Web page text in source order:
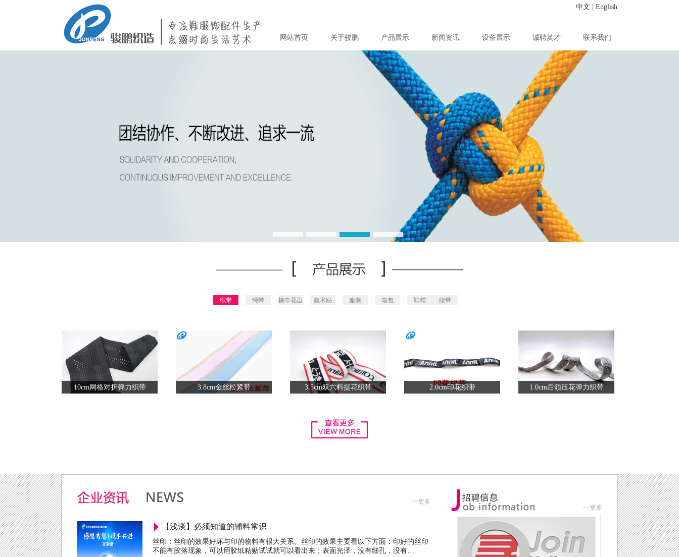
中文 English
网站首页 关于骏鹏 产品展示 新闻资讯 设备展示 诚聘英才 联系我们
织带 绳带 橡巾花边 魔术贴 服装 箱包 鞋帽 腰带
10cm网格对折弹力织带 3.8cm金丝松紧带 3.5cm双六料提花织带 2.0cm印花织带 1.0cm后领压花弹力织带
橡巾花边 橡巾花边
>>更多
【浅谈】必须知道的辅料常识
丝印：丝印的效果好坏与印的物料有很大关系。丝印的效果主要看以下方面：印好的丝印
不能有胶落现象，可以用胶纸粘贴试试就可以看出来；表面光泽，没有细孔，没有…
>>更多